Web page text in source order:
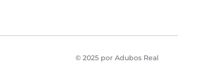
© 2025 por Adubos Real